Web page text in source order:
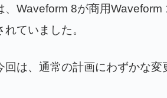
、Waveform 8が商用
ていました。
回は、通常の計画にわずかな変